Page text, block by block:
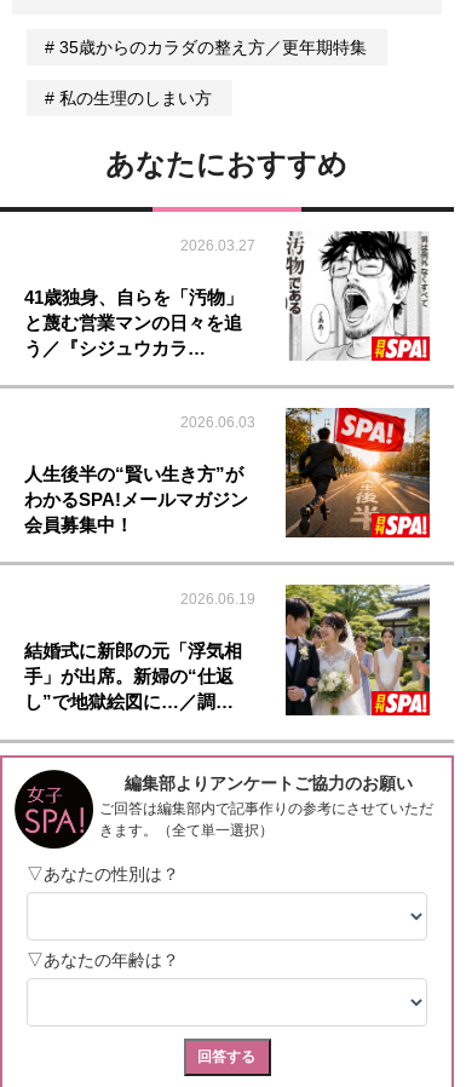
35歳からのカラダの整え方／更年期特集
私の生理のしまい方
あなたにおすすめ
2026.03.27
41歳独身、自らを「汚物」
と蔑む営業マンの日々を追
う／『シジュウカラ…
2026.06.03
人生後半の“賢い生き方”が
わかるSPA!メールマガジン
会員募集中！
2026.06.19
結婚式に新郎の元「浮気相
手」が出席。新婦の“仕返
し”で地獄絵図に…／調…